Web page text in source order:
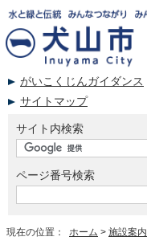
がいこくじんガイダンス
サイトマップ
サイト内検索
ページ番号検索
現在の位置： ホーム > 施設案内